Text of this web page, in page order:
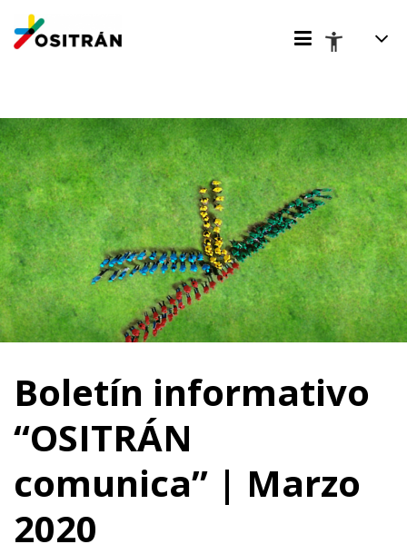
Boletín informativo
“OSITRÁN
comunica” | Marzo
2020